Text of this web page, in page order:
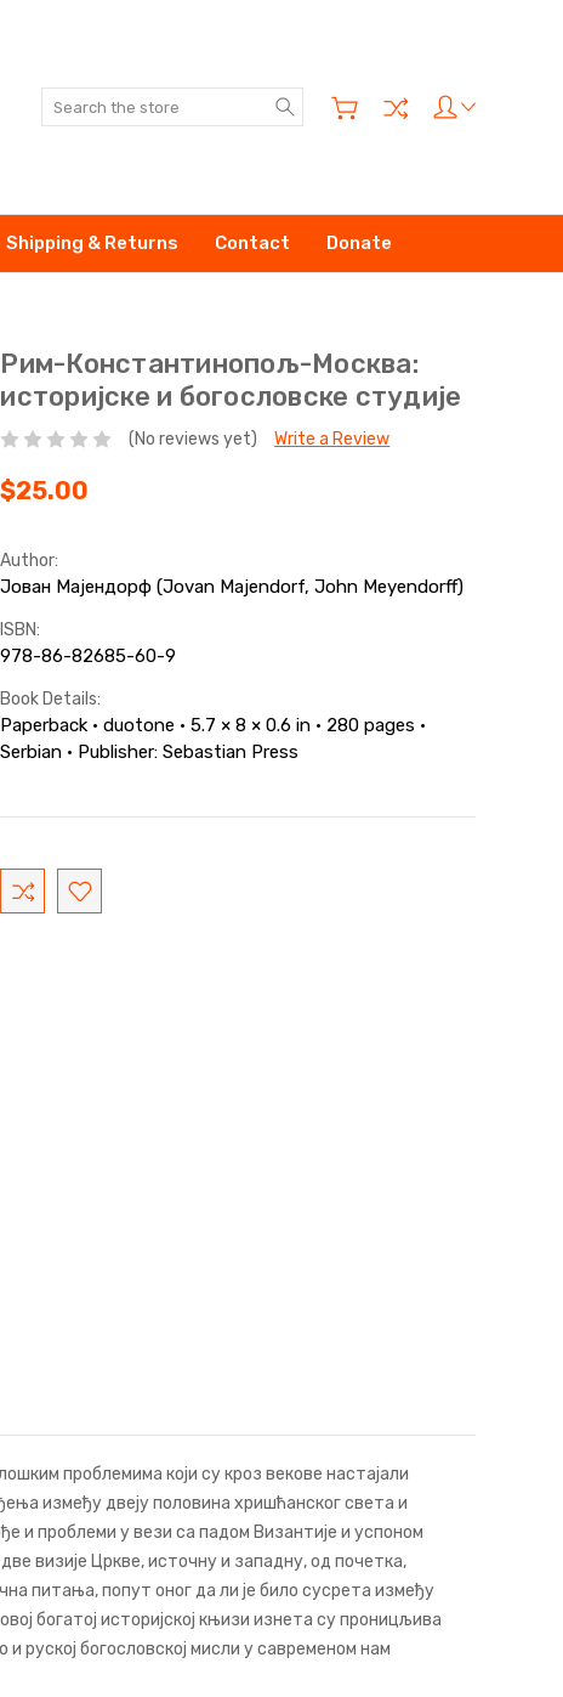
Search
Shipping & Returns Contact Donate
Рим-Константинопољ-Москва:
историјске и богословске студије
(No reviews yet) Write a Review
$25.00
Author:
Јован Мајендорф (Jovan Majendorf, John Meyendorff)
ISBN:
978-86-82685-60-9
Book Details:
Paperback · duotone · 5.7 × 8 × 0.6 in · 280 pages ·
Serbian · Publisher: Sebastian Press
Current
Stock:
проблемима који су кроз векове настајали
између двеју половина хришћанског света и
и проблеми у вези са падом Византије и успоном
визије Цркве, источну и западну, од почетка,
питања, попут оног да ли је било сусрета између
богатој историјској књизи изнета су проницљива
руској богословској мисли у савременом нам